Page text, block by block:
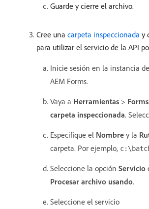
Guarde y cierre el archivo.
Cree una carpeta inspeccionada y
para utilizar el servicio de la API
Inicie sesión en la instancia
AEM Forms.
Vaya a Herramientas > Forms
carpeta inspeccionada.
Especifique el Nombre y la
carpeta. Por ejemplo,
Seleccione la opción Servicio
Procesar archivo usando.
Seleccione el servicio